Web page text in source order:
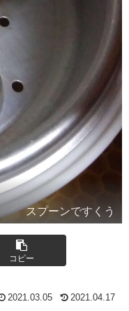
スプーンですくう
コピー
2021.03.05 2021.04.17